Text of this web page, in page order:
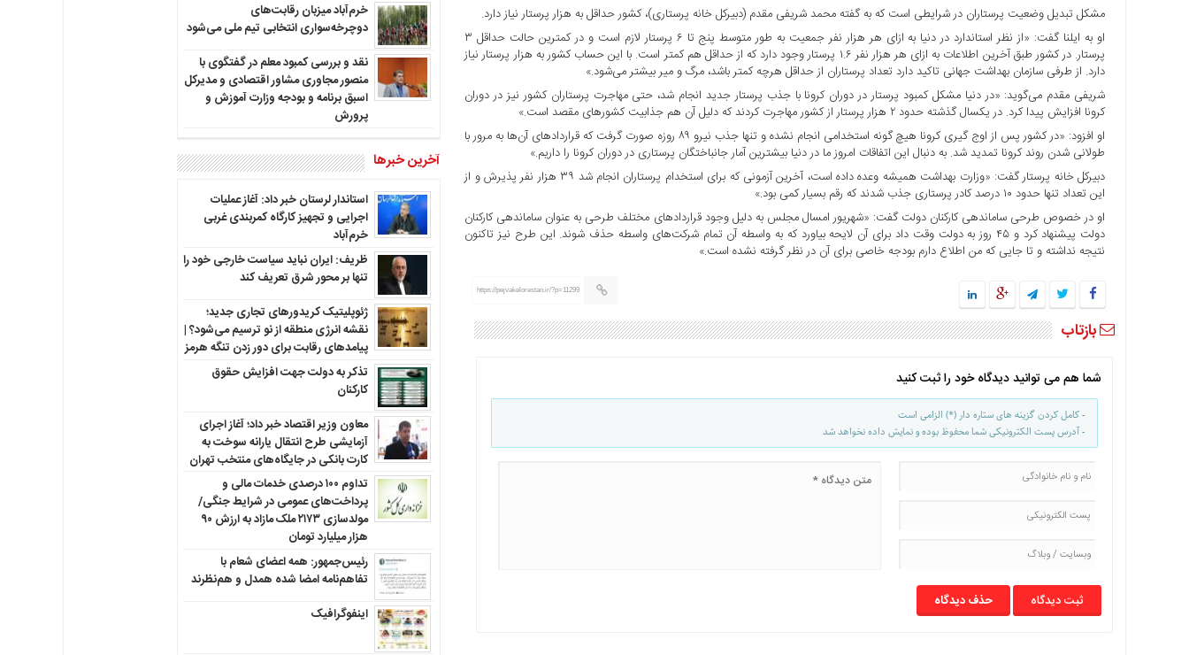
مشکل تبدیل وضعیت پرستاران در شرایطی است که به گفته محمد شریفی مقدم (دبیرکل خانه پرستاری)، کشور حداقل به هزار پرستار نیاز دارد.
او به ایلنا گفت: «از نظر استاندارد در دنیا به ازای هر هزار نفر جمعیت به طور متوسط پنج تا ۶ پرستار لازم است و در کمترین حالت حداقل ۳
پرستار. در کشور طبق آخرین اطلاعات به ازای هر هزار نفر ۱.۶ پرستار وجود دارد که از حداقل هم کمتر است. با این حساب کشور به هزار پرستار نیاز
دارد. از طرفی سازمان بهداشت جهانی تاکید دارد تعداد پرستاران از حداقل هرچه کمتر باشد، مرگ و میر بیشتر می‌شود.»
شریفی مقدم می‌گوید: «در دنیا مشکل کمبود پرستار در دوران کرونا با جذب پرستار جدید انجام شد، حتی مهاجرت پرستاران کشور نیز در دوران
کرونا افزایش پیدا کرد. در یکسال گذشته حدود ۲ هزار پرستار از کشور مهاجرت کردند که دلیل آن هم جذابیت کشورهای مقصد است.»
او افزود: «در کشور پس از اوج گیری کرونا هیچ گونه استخدامی انجام نشده و تنها جذب نیرو ۸۹ روزه صورت گرفت که قراردادهای آن‌ها به مرور با
طولانی شدن روند کرونا تمدید شد. به دنبال این اتفاقات امروز ما در دنیا بیشترین آمار جانباختگان پرستاری در دوران کرونا را داریم.»
دبیرکل خانه پرستار گفت: «وزارت بهداشت همیشه وعده داده است، آخرین آزمونی که برای استخدام پرستاران انجام شد ۳۹ هزار نفر پذیرش و از
این تعداد تنها حدود ۱۰ درصد کادر پرستاری جذب شدند که رقم بسیار کمی بود.»
او در خصوص طرحی ساماندهی کارکنان دولت گفت: «شهریور امسال مجلس به دلیل وجود قراردادهای مختلف طرحی به عنوان ساماندهی کارکنان
دولت پیشنهاد کرد و ۴۵ روز به دولت وقت داد برای آن لایحه بیاورد که به واسطه آن تمام شرکت‌های واسطه حذف شوند. این طرح نیز تاکنون
نتیجه نداشته و تا جایی که من اطلاع دارم بودجه خاصی برای آن در نظر گرفته نشده است.»
https://pejvakelorestan.ir/?p=11299
بازتاب
شما هم می توانید دیدگاه خود را ثبت کنید
- کامل کردن گزینه های ستاره دار (*) الزامی است
- آدرس پست الکترونیکی شما محفوظ بوده و نمایش داده نخواهد شد
حذف دیدگاه
خرم‌آباد میزبان رقابت‌های
دوچرخه‌سواری انتخابی تیم ملی می‌شود
نقد و بررسی کمبود معلم در گفتگوی با
منصور مجاوری مشاور اقتصادی و مدیرکل
اسبق برنامه و بودجه وزارت آموزش و
پرورش
آخرین خبرها
استاندار لرستان خبر داد: آغاز عملیات
اجرایی و تجهیز کارگاه کمربندی غربی
خرم‌آباد
ظریف: ایران نباید سیاست خارجی خود را
تنها بر محور شرق تعریف کند
ژئوپلیتیک کریدورهای تجاری جدید؛
نقشه انرژی منطقه‌ از نو ترسیم می‌شود؟ |
پیامدهای رقابت برای دور زدن تنگه هرمز
تذکر به دولت جهت افزایش حقوق
کارکنان ‌
معاون وزیر اقتصاد خبر داد؛ آغاز اجرای
آزمایشی طرح انتقال یارانه سوخت به
کارت بانکی در جایگاه‌های منتخب تهران
تداوم ۱۰۰ درصدی خدمات مالی و
پرداخت‌های عمومی در شرایط جنگی/
مولدسازی ۲۱۷۳ ملک مازاد به ارزش ۹۰
هزار میلیارد تومان
رئیس‌جمهور: همه اعضای شعام با
تفاهم‌نامه امضا شده همدل و هم‌نظرند
اینفوگرافیک